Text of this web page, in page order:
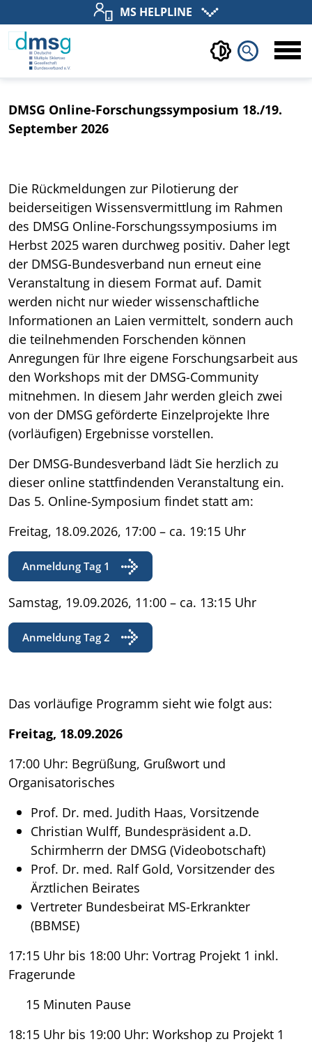
MS HELPLINE
search
DMSG Online-Forschungssymposium 18./19.
September 2026
Die Rückmeldungen zur Pilotierung der
beiderseitigen Wissensvermittlung im Rahmen
des DMSG Online-Forschungssymposiums im
Herbst 2025 waren durchweg positiv. Daher legt
der DMSG-Bundesverband nun erneut eine
Veranstaltung in diesem Format auf. Damit
werden nicht nur wieder wissenschaftliche
Informationen an Laien vermittelt, sondern auch
die teilnehmenden Forschenden können
Anregungen für Ihre eigene Forschungsarbeit aus
den Workshops mit der DMSG-Community
mitnehmen. In diesem Jahr werden gleich zwei
von der DMSG geförderte Einzelprojekte Ihre
(vorläufigen) Ergebnisse vorstellen.
Der DMSG-Bundesverband lädt Sie herzlich zu
dieser online stattfindenden Veranstaltung ein.
Das 5. Online-Symposium findet statt am:
Freitag, 18.09.2026, 17:00 – ca. 19:15 Uhr
Anmeldung Tag 1
Samstag, 19.09.2026, 11:00 – ca. 13:15 Uhr
Anmeldung Tag 2
Das vorläufige Programm sieht wie folgt aus:
Freitag, 18.09.2026
17:00 Uhr: Begrüßung, Grußwort und
Organisatorisches
Prof. Dr. med. Judith Haas, Vorsitzende
Christian Wulff, Bundespräsident a.D.
Schirmherrn der DMSG (Videobotschaft)
Prof. Dr. med. Ralf Gold, Vorsitzender des
Ärztlichen Beirates
Vertreter Bundesbeirat MS-Erkrankter
(BBMSE)
17:15 Uhr bis 18:00 Uhr: Vortrag Projekt 1 inkl.
Fragerunde
15 Minuten Pause
18:15 Uhr bis 19:00 Uhr: Workshop zu Projekt 1